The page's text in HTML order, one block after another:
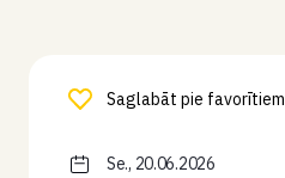
Saglabāt pie favorītiem
Se., 20.06.2026